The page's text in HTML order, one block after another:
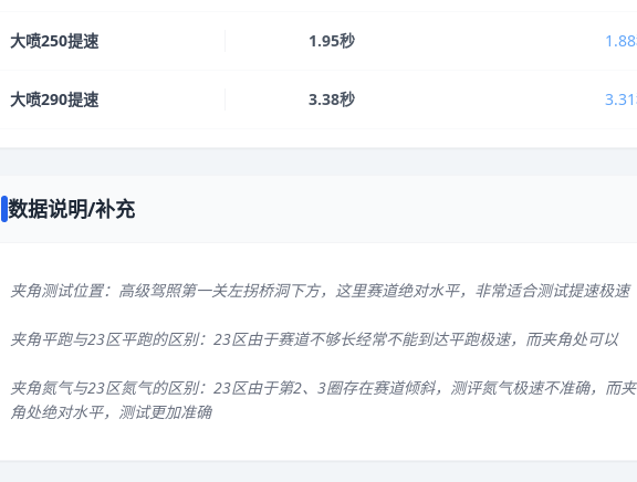
大喷250提速 1.95秒
大喷290提速 3.38秒
数据说明/补充
夹角测试位置：高级驾照第一关左拐桥洞下方，这里赛道绝对水平，非常适合测试提速极速
夹角平跑与23区平跑的区别：23区由于赛道不够长经常不能到达平跑极速，而夹角处可以
夹角氮气与23区氮气的区别：23区由于第2、3圈存在赛道倾斜，测评氮气极速不准确，而夹
角处绝对水平，测试更加准确